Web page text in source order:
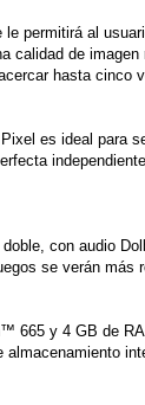
permitirá al
calidad de
hasta cinco
es ideal para
con audio
se verán más
665 y 4 GB de